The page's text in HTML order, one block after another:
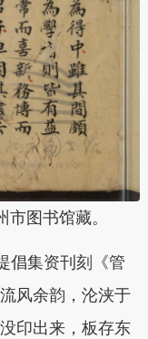
市图书馆藏。
倡集资刊刻《管
风余韵，沦浃于
印出来，板存东